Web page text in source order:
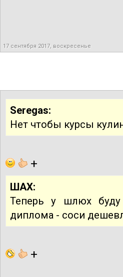
17 сентября 2017, воскресенье
Seregas:
Нет чтобы курсы
+
ШАХ:
Теперь у шлюх буду
диплома - соси
+